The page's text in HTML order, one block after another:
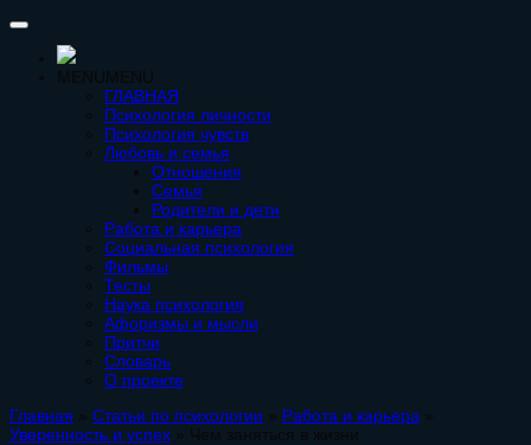
MENUMENU
ГЛАВНАЯ
Психология личности
Психология чувств
Любовь и семья
Отношения
Семья
Родители и дети
Работа и карьера
Социальная психология
Фильмы
Тесты
Наука психология
Афоризмы и мысли
Притчи
Словарь
О проекте
Главная » Статьи по психологии » Работа и карьера »
Уверенность и успех » Чем заняться в жизни